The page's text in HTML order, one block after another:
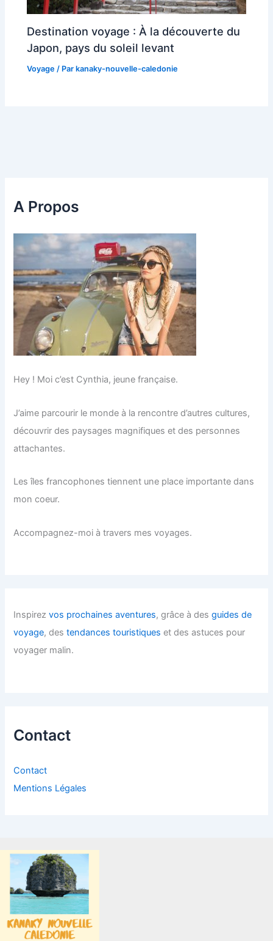
Destination voyage : À la découverte du
Japon, pays du soleil levant
Voyage / Parkanaky-nouvelle-caledonie
A Propos
Hey ! Moi c’est Cynthia, jeune française.
J’aime parcourir le monde à la rencontre d’autres cultures,
découvrir des paysages magnifiques et des personnes
attachantes.
Les îles francophones tiennent une place importante dans
mon coeur.
Accompagnez-moi à travers mes voyages.
Inspirezvos prochaines aventures, grâce à desguides de
voyage, destendances touristiques et des astuces pour
voyager malin.
Contact
Contact
Mentions Légales